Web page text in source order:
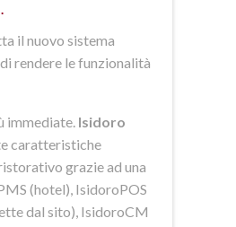
il nuovo sistema
rendere le funzionalità
immediate. Isidoro
caratteristiche
grazie ad una
(hotel), IsidoroPOS
dal sito), IsidoroCM